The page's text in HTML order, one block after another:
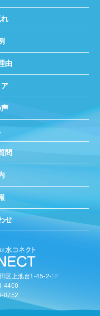
由
問
せ
区上池台1-45-2-1F
4400
0752